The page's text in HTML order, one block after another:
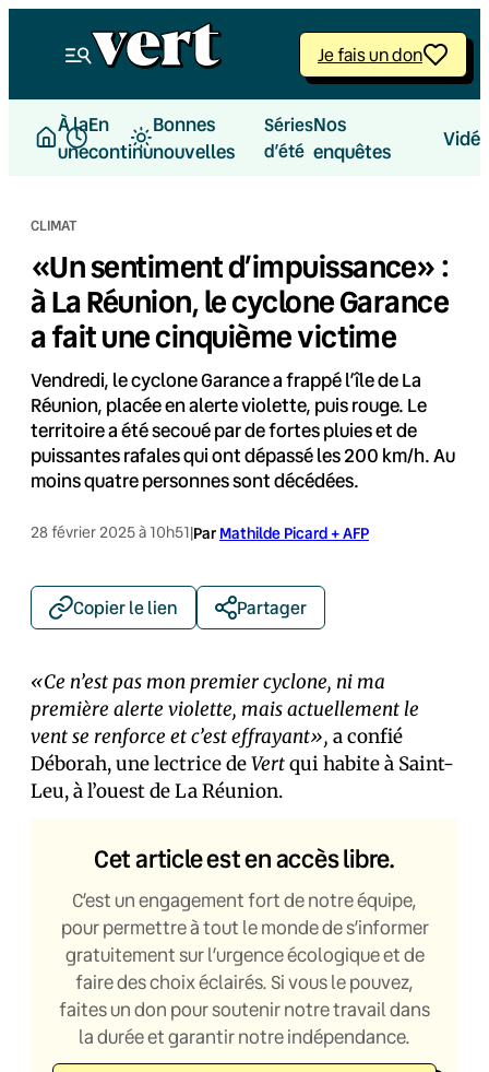
Je fais un don
À la
une
En
continu
Bonnes
nouvelles
Séries
d’été
Nos
enquêtes
CLIMAT
«Un sentiment d’impuissance» :
à La Réunion, le cyclone Garance
a fait une cinquième victime
Vendredi, le cyclone Garance a frappé l’île de La
Réunion, placée en alerte violette, puis rouge. Le
territoire a été secoué par de fortes pluies et de
puissantes rafales qui ont dépassé les 200 km/h. Au
moins quatre personnes sont décédées.
28 février 2025 à 10h51|Par Mathilde Picard + AFP
Copier le lien Partager
«Ce n’est pas mon premier cyclone, ni ma
première alerte violette, mais actuellement le
vent se renforce et c’est effrayant», a confié
Déborah, une lectrice deVertqui habite à Saint-
Leu, à l’ouest de La Réunion.
Cet article est en accès libre.
C’est un engagement fort de notre équipe,
pour permettre à tout le monde de s’informer
gratuitement sur l’urgence écologique et de
faire des choix éclairés. Si vous le pouvez,
faites un don pour soutenir notre travail dans
la durée et garantir notre indépendance.